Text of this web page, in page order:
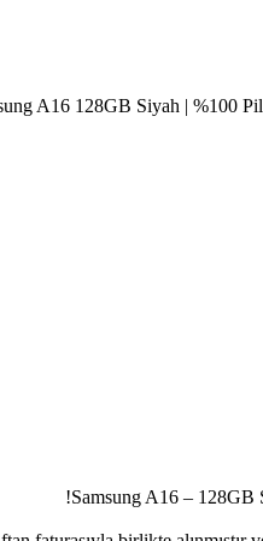
A16 128GB Siyah | %100